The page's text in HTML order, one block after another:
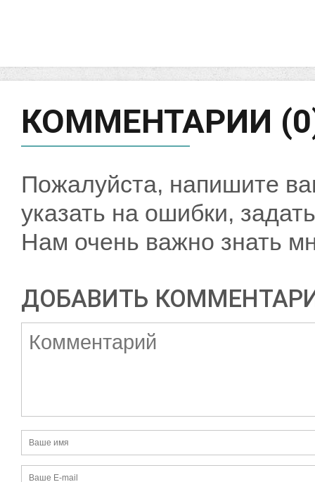
КОММЕНТАРИИ
Пожалуйста, напишите
указать на ошибки,
Нам очень важно знать
ДОБАВИТЬ